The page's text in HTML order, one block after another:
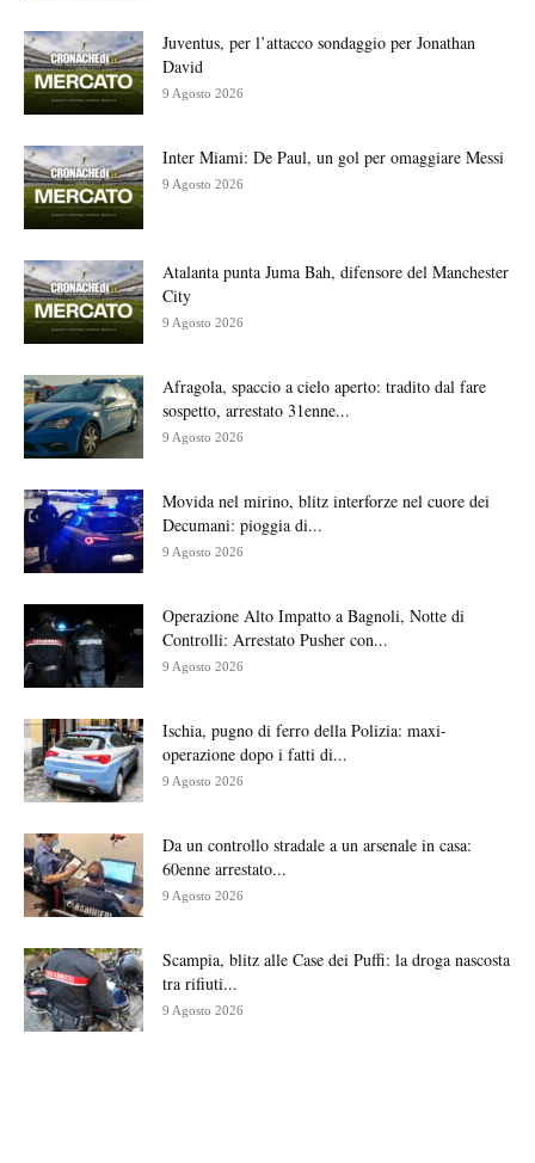
Juventus, per l’attacco sondaggio per Jonathan
David
9 Agosto 2026
Inter Miami: De Paul, un gol per omaggiare Messi
9 Agosto 2026
Atalanta punta Juma Bah, difensore del Manchester
City
9 Agosto 2026
Afragola, spaccio a cielo aperto: tradito dal fare
sospetto, arrestato 31enne...
9 Agosto 2026
Movida nel mirino, blitz interforze nel cuore dei
Decumani: pioggia di...
9 Agosto 2026
Operazione Alto Impatto a Bagnoli, Notte di
Controlli: Arrestato Pusher con...
9 Agosto 2026
Ischia, pugno di ferro della Polizia: maxi-
operazione dopo i fatti di...
9 Agosto 2026
Da un controllo stradale a un arsenale in casa:
60enne arrestato...
9 Agosto 2026
Scampia, blitz alle Case dei Puffi: la droga nascosta
tra rifiuti...
9 Agosto 2026